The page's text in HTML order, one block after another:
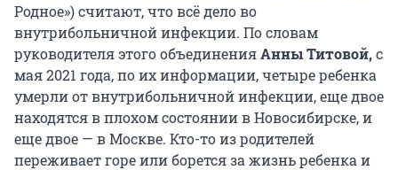
Родное») считают, что всё дело во
внутрибольничной инфекции. По словам
руководителя этого объединенияАнны Титовой,с
мая 2021 года, по их информации, четыре ребенка
умерли от внутрибольничной инфекции, еще двое
находятся в плохом состоянии в Новосибирске, и
еще двое — в Москве. Кто-то из родителей
переживает горе или борется за жизнь ребенка и